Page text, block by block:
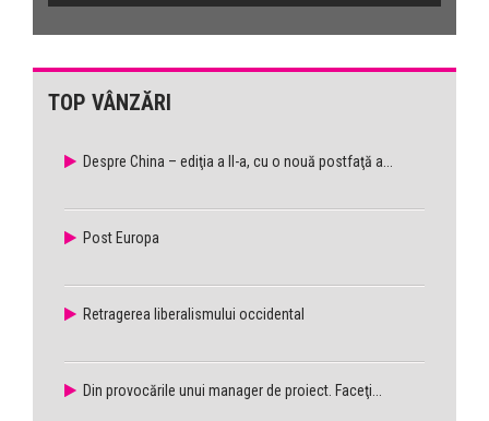
TOP VÂNZĂRI
Despre China – ediţia a II-a, cu o nouă postfaţă a...
Post Europa
Retragerea liberalismului occidental
Din provocările unui manager de proiect. Faceţi...